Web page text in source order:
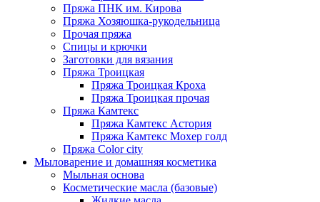
Пряжа ПНК им. Кирова
Пряжа Хозяюшка-рукодельница
Прочая пряжа
Спицы и крючки
Заготовки для вязания
Пряжа Троицкая
Пряжа Троицкая Кроха
Пряжа Троицкая прочая
Пряжа Камтекс
Пряжа Камтекс Астория
Пряжа Камтекс Мохер голд
Пряжа Color city
Мыловарение и домашняя косметика
Мыльная основа
Косметические масла (базовые)